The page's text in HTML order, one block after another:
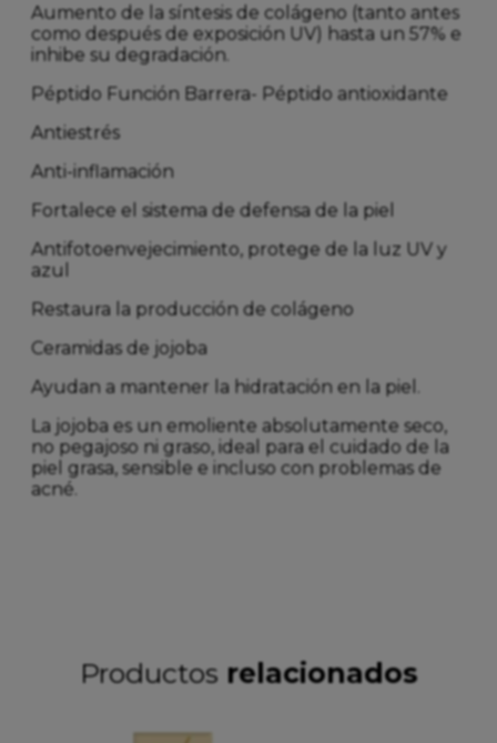
Aumento de la síntesis de colágeno (tanto antes
como después de exposición UV) hasta un 57% e
inhibe su degradación.
Péptido Función Barrera- Péptido antioxidante
Antiestrés
Anti-inflamación
Fortalece el sistema de defensa de la piel
Antifotoenvejecimiento, protege de la luz UV y
azul
Restaura la producción de colágeno
Ceramidas de jojoba
Ayudan a mantener la hidratación en la piel.
La jojoba es un emoliente absolutamente seco,
no pegajoso ni graso, ideal para el cuidado de la
piel grasa, sensible e incluso con problemas de
acné.
Productos relacionados